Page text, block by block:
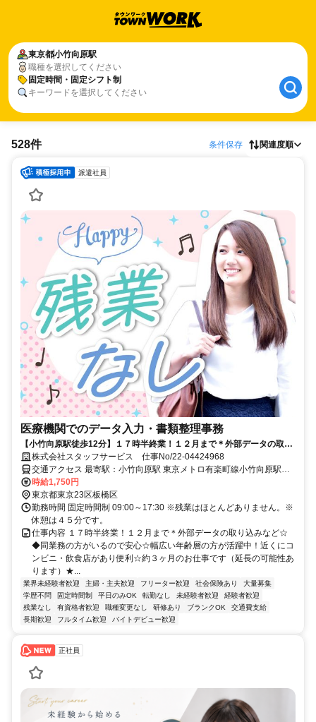
東京都小竹向原駅
職種を選択してください
固定時間・固定シフト制
キーワードを選択してください
528件 条件保存 関連度順
派遣社員
医療機関でのデータ入力・書類整理事務
【小竹向原駅徒歩12分】１７時半終業！１２月まで＊外部データの取り
込みなど☆
株式会社スタッフサービス 仕事No/22-04424968
交通アクセス 最寄駅：小竹向原駅 東京メトロ有楽町線小竹向原駅徒
歩12分
時給1,750円
東京都東京23区板橋区
勤務時間 固定時間制 09:00～17:30 ※残業はほとんどありません。※
休憩は４５分です。
仕事内容 １７時半終業！１２月まで＊外部データの取り込みなど☆
◆同業務の方がいるので安心☆幅広い年齢層の方が活躍中！近くにコ
ンビニ・飲食店があり便利☆約３ヶ月のお仕事です（延長の可能性あ
ります）★...
業界未経験者歓迎 主婦・主夫歓迎 フリーター歓迎 社会保険あり
大量募集
学歴不問
固定時間制 平日のみOK 転勤なし 未経験者歓迎
経験者歓迎
残業なし
有資格者歓迎 職種変更なし 研修あり ブランクOK
交通費支給
長期歓迎
フルタイム歓迎 バイトデビュー歓迎
正社員